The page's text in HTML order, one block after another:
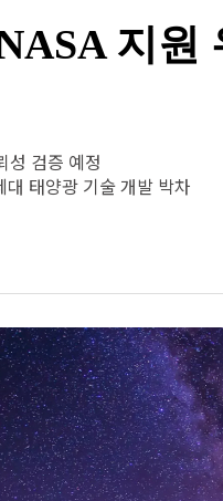
지
성 검증 예정
태양광 기술 개발 박차